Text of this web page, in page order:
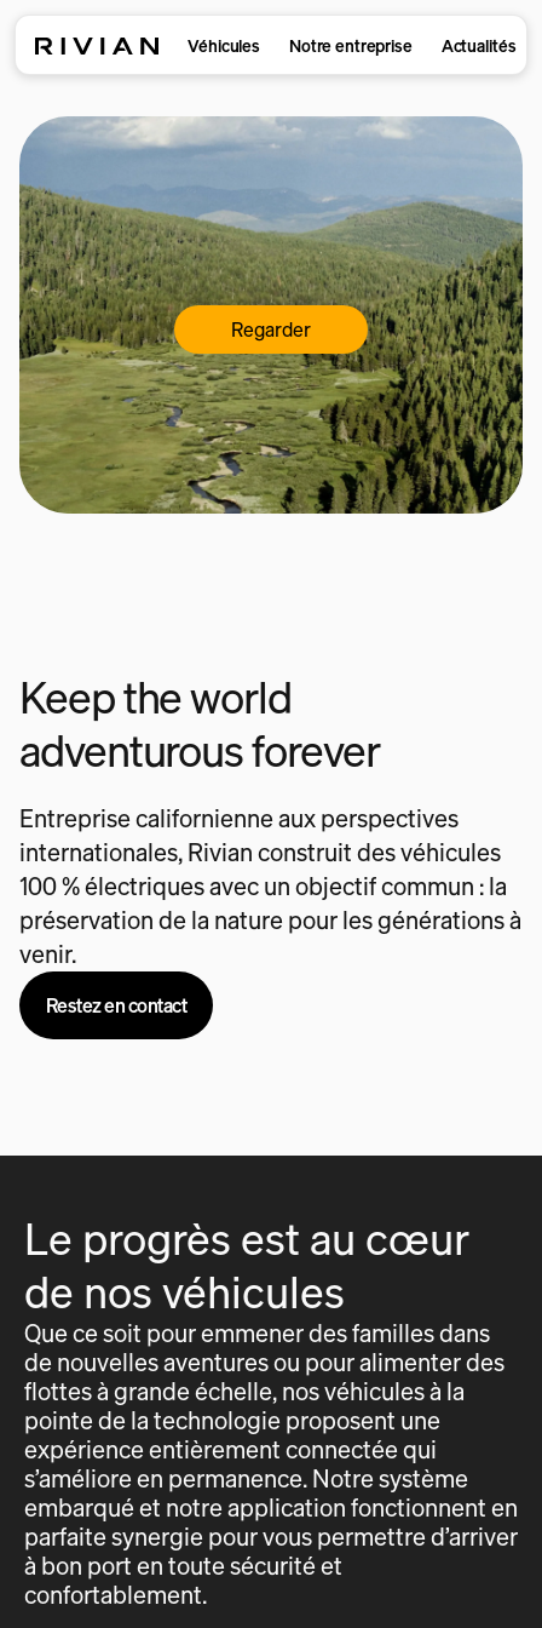
Véhicules Notre entreprise Actualités
Regarder
Keep the world
adventurous forever
Entreprise californienne aux perspectives
internationales, Rivian construit des véhicules
100 % électriques avec un objectif commun : la
préservation de la nature pour les générations à
venir.
Restez en contact
Le progrès est au cœur
de nos véhicules
Que ce soit pour emmener des familles dans
de nouvelles aventures ou pour alimenter des
flottes à grande échelle, nos véhicules à la
pointe de la technologie proposent une
expérience entièrement connectée qui
s’améliore en permanence. Notre système
embarqué et notre application fonctionnent en
parfaite synergie pour vous permettre d’arriver
à bon port en toute sécurité et
confortablement.